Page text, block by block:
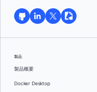
製品
製品概要
Docker Desktop